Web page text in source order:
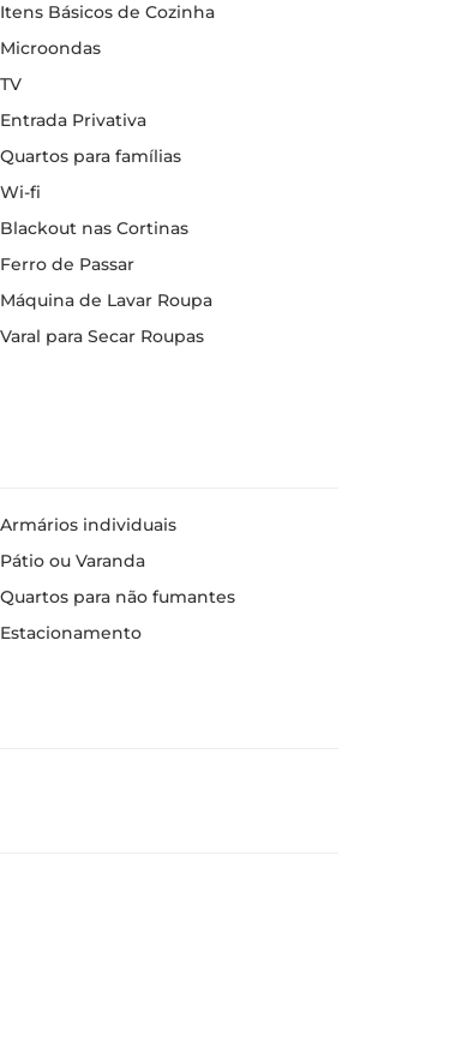
Itens Básicos de Cozinha
Microondas
TV
Entrada Privativa
Quartos para famílias
Wi-fi
Blackout nas Cortinas
Ferro de Passar
Máquina de Lavar Roupa
Varal para Secar Roupas
Armários individuais
Pátio ou Varanda
Quartos para não fumantes
Estacionamento